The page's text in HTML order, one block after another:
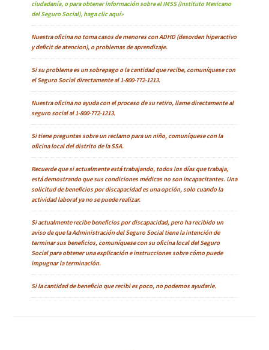
ciudadanía, o para obtener información sobre el IMSS (Instituto Mexicano
del Seguro Social), haga clic aquí»
Nuestra oficina no toma casos de menores con ADHD (desorden hiperactivo
y deficit de atencion), o problemas de aprendizaje.
Si su problema es un sobrepago o la cantidad que recibe, comuníquese con
el Seguro Social directamente al 1-800-772-1213.
Nuestra oficina no ayuda con el proceso de su retiro, llame directamente al
seguro social al 1-800-772-1213.
Si tiene preguntas sobre un reclamo para un niño, comuníquese con la
oficina local del distrito de la SSA.
Recuerde que si actualmente está trabajando, todos los días que trabaja,
está demostrando que sus condiciones médicas no son incapacitantes. Una
solicitud de beneficios por discapacidad es una opción, solo cuando la
actividad laboral ya no se puede realizar.
Si actualmente recibe beneficios por discapacidad, pero ha recibido un
aviso de que la Administración del Seguro Social tiene la intención de
terminar sus beneficios, comuníquese con su oficina local del Seguro
Social para obtener una explicación e instrucciones sobre cómo puede
impugnar la terminación.
Si la cantidad de beneficio que recibi es poco, no podemos ayudarle.